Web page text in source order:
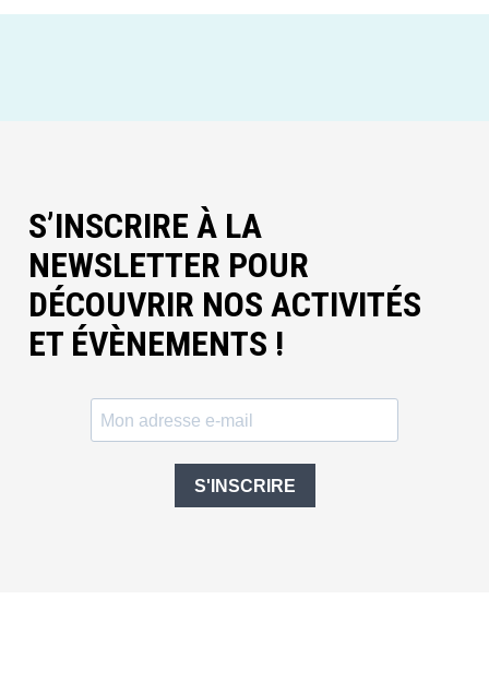
S’INSCRIRE À LA
NEWSLETTER POUR
DÉCOUVRIR NOS ACTIVITÉS
ET ÉVÈNEMENTS !
S'INSCRIRE